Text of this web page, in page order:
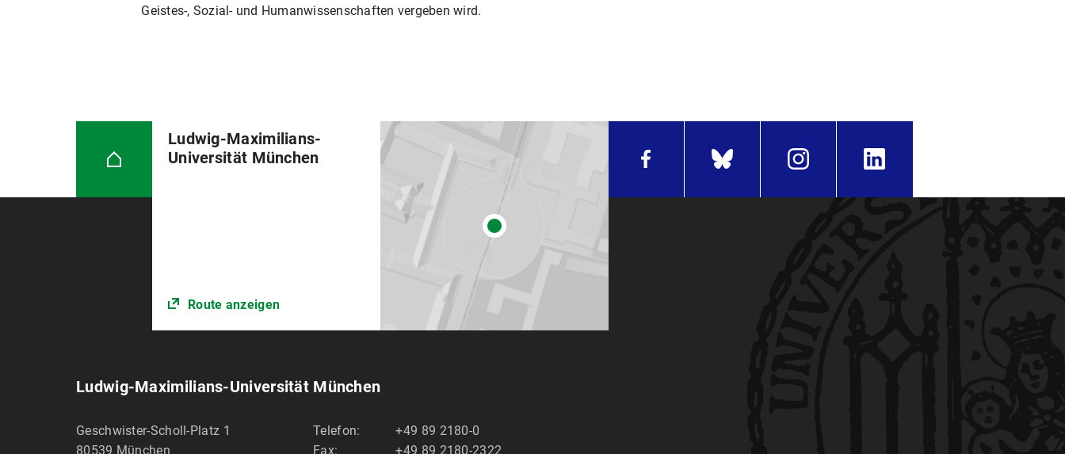
Geistes-, Sozial- und Humanwissenschaften vergeben wird.
Ludwig-Maximilians-
Universität München
Route anzeigen
Ludwig-Maximilians-Universität München
Geschwister-Scholl-Platz 1
80539 München
Telefon:
+49 89 2180-0
Fax:
+49 89 2180-2322